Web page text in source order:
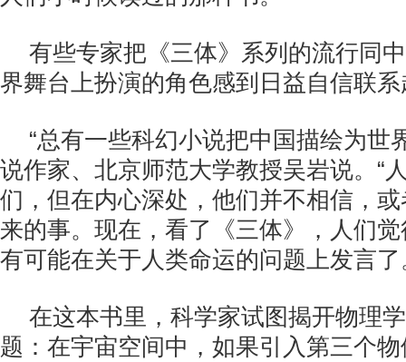
有些专家把《三体》系列的流行同
界舞台上扮演的角色感到日益自信联
“总有一些科幻小说把中国描绘为世
说作家、北京师范大学教授吴岩说。“
们，但在内心深处，他们并不相信，
来的事。现在，看了《三体》，人们觉
有可能在关于人类命运的问题上发言了
在这本书里，科学家试图揭开物理
题：在宇宙空间中，如果引入第三个